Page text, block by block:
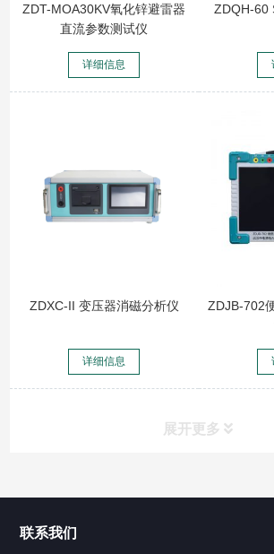
ZDT-MOA30KV氧化锌避雷器
直流参数测试仪
详细信息
ZDQH-60
ZDXC-II 变压器消磁分析仪
详细信息
ZDJB-702
展开更多
联系我们